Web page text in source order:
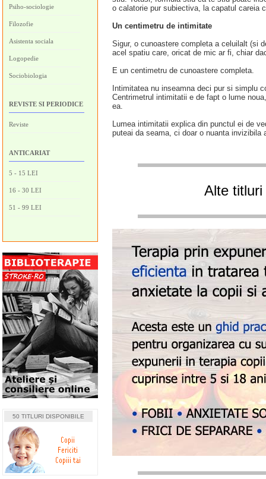
Psiho-sociologie
Filozofie
Asistenta sociala
Logopedie
Sociobiologia
REVISTE SI PERIODICE
Reviste
ANTICARIAT
5 - 15 LEI
16 - 30 LEI
51 - 99 LEI
50 TITLURI DISPONIBILE
o calatorie pur subiectiva, la capatul careia
Un centimetru de intimitate
Sigur, o cunoastere completa a celuilalt (si
acel spatiu care, oricat de mic ar fi, chiar
E un centimetru de cunoastere completa.
Intimitatea nu inseamna deci pur si simplu
Centrimetrul intimitatii e de fapt o lume
ea.
Lumea intimitatii explica din punctul ei de
puteai da seama, ci doar o nuanta invizibila
Alte